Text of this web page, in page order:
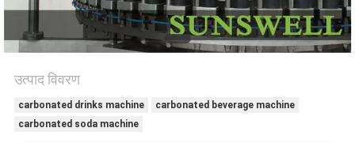
साइटमैप
PRIVACY
POLICY
उत्पाद विवरण
carbonated drinks machine
carbonated beverage machine
carbonated soda machine